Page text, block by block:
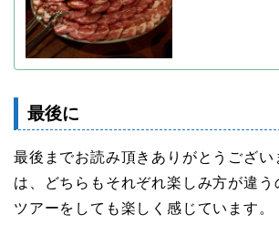
最後に
最後までお読み頂きありがとうござい
は、どちらもそれぞれ楽しみ方が違う
ツアーをしても楽しく感じています。